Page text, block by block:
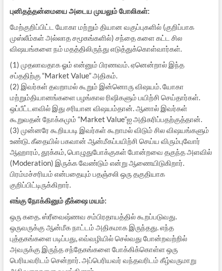
புனிதத்தன்மையை அடைய முயலும் போலிகள்:
மேற்குறிப்பிட்ட யோகா மற்றும் தியான வகுப்புகளில் (குறிப்பாக
முஸ்லீம்கள் அல்லாத சமூகங்களில்) சந்தை களை கட்ட சில
விஷயங்களை நம் மதத்திலிருந்து எடுத்துக்கொள்வார்கள்.
(1) முதலாவதாக ஓம் என்னும் பிரணவம். ஏனென்றால் இந்த
சப்ததிற்கு “Market Value” அதிகம்.
(2) இவர்கள் தவறாமல் கூறும் இன்னொரு விஷயம். யோகா
மற்றும்தியானங்களை பழங்கால ரிஷிகளும் பயிற்சி செய்தார்கள்.
ஒப்பீட்டளவில் இது சரியான விஷயம்தான். ஆனால் இவர்கள்
கூறுவதன் நோக்கமும் “Market Value”ஐ அதிகரிப்பதற்குத்தான்.
(3) முன்னரே கூறியபடி இவர்கள் கூறாமல் விடும் சில விஷயங்களும்
உண்டு. கீதையில் பகவான் ஆன்மீகப்பயிற்சி செய்ய விரும்புவோர்
ஆஹாரம், தூக்கம், பொழுதுபோக்குகள் போன்றவை தகுந்த அளவில்
(Moderation) இருக்க வேண்டும் என்று ஆணையிடுகிறார்.
பிரம்மச்சரியம் என்பதையும் பதஞ்சலி ஒரு தகுதியாக
குறிப்பிட்டிருக்கிறார்.
எங்கு நோக்கினும் தீக்ஷை மயம்:
ஒரு கதை. ஸ்ரீவைஷ்ணவ சம்பிரதாயத்தில் கூறப்படுவது.
ஒருவருக்கு ஆன்மீக நாட்டம் அதிகமாக இருந்தது. எந்த
புத்தகங்களை படிப்பது, எவ்வழியில் செல்வது போன்றவற்றில்
அவருக்கு இருந்த சந்தேகங்களை போக்கிக்கொள்ள ஒரு
பெரியவரிடம் சென்றார். அப்பெரியவர் வந்தவரிடம் கீழ்வருமாறு